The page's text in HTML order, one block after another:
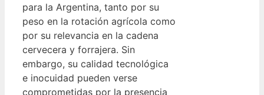
para la Argentina, tanto por su
peso en la rotación agrícola como
por su relevancia en la cadena
cervecera y forrajera. Sin
embargo, su calidad tecnológica
e inocuidad pueden verse
comprometidas por la presencia